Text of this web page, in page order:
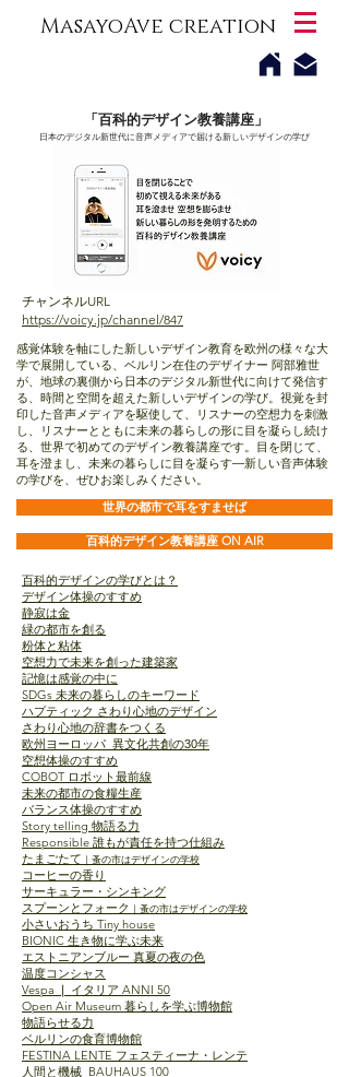
MasayoAve creation
「百科的デザイン教養講座」
日本のデジタル新世代に音声メディアで届ける新しいデザインの学び
チャンネルURL
https://voicy.jp/channel/847
感覚体験を軸にした新しいデザイン教育を欧州の様々な大
学で展開している、ベルリン在住のデザイナー 阿部雅世
が、地球の裏側から日本のデジタル新世代に向けて発信す
る、時間と空間を超えた新しいデザインの学び。視覚を封
印した音声メディアを駆使して、リスナーの空想力を刺激
し、リスナーとともに未来の暮らしの形に目を凝らし続け
る、世界で初めてのデザイン教養講座です。目を閉じて、
耳を澄まし、未来の暮らしに目を凝らす―新しい音声体験
の学びを、ぜひお楽しみください。
世界の都市で耳をすませば
百科的デザイン教養講座 ON AIR
百科的デザインの学びとは？
デザイン体操のすすめ
静寂は金
緑の都市を創る
粉体と粘体
空想力で未来を創った建築家
記憶は感覚の中に
SDGs 未来の暮らしのキーワード
ハプティック さわり心地のデザイン
さわり心地の辞書をつくる
欧州ヨーロッパ 異文化共創の30年
空想体操のすすめ
COBOT ロボット最前線
未来の都市の食糧生産
バランス体操のすすめ
Story telling 物語る力
Responsible 誰もが責任を持つ仕組み
たまごたて ｜ 蚤の市はデザインの学校
コーヒーの香り
サーキュラー・シンキング
スプーンとフォーク ｜ 蚤の市はデザインの学校
小さいおうち Tiny house
BIONIC 生き物に学ぶ未来
エストニアンブルー 真夏の夜の色
温度コンシャス
Vespa ❘ イタリア ANNI 50
Open Air Museum 暮らしを学ぶ博物館
物語らせる力
ベルリンの食育博物館
FESTINA LENTE フェスティーナ・レンテ
人間と機械 BAUHAUS 100